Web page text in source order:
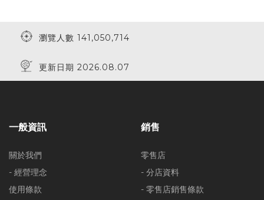
瀏覽人數 141,050,714
更新日期 2026.08.07
一般資訊
關於我們
- 經營理念
使用條款
銷售
零售店
- 分店資料
- 零售店銷售條款